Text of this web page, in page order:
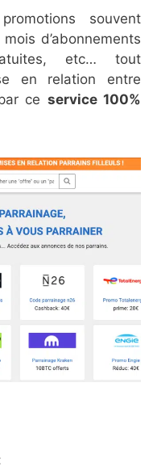
souvent
d’abonnements
etc… tout
en relation entre
ce service 100%